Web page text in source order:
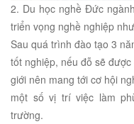
2. Du học nghề Đức
triển vọng nghề nghiệp
Sau quá trình đào tạo 3
tốt nghiệp, nếu đỗ sẽ
giới nên mang tới cơ hội
một số vị trí việc làm
trường.